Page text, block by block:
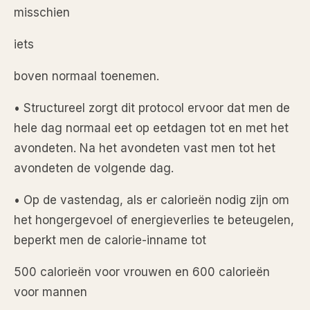
misschien
iets
boven normaal toenemen.
• Structureel zorgt dit protocol ervoor dat men de
hele dag normaal eet op eetdagen tot en met het
avondeten. Na het avondeten vast men tot het
avondeten de volgende dag.
• Op de vastendag, als er calorieën nodig zijn om
het hongergevoel of energieverlies te beteugelen,
beperkt men de calorie-inname tot
500 calorieën voor vrouwen en 600 calorieën
voor mannen